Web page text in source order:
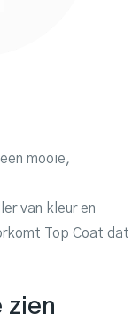
mooie,
van kleur en
Top Coat dat
zien